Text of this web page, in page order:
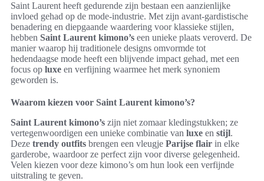
Saint Laurent heeft gedurende zijn bestaan een aanzienlijke
invloed gehad op de mode-industrie. Met zijn avant-gardistische
benadering en diepgaande waardering voor klassieke stijlen,
hebben Saint Laurent kimono’s een unieke plaats veroverd. De
manier waarop hij traditionele designs omvormde tot
hedendaagse mode heeft een blijvende impact gehad, met een
focus op luxe en verfijning waarmee het merk synoniem
geworden is.
Waarom kiezen voor Saint Laurent kimono’s?
Saint Laurent kimono’s zijn niet zomaar kledingstukken; ze
vertegenwoordigen een unieke combinatie van luxe en stijl.
Deze trendy outfits brengen een vleugje Parijse flair in elke
garderobe, waardoor ze perfect zijn voor diverse gelegenheid.
Velen kiezen voor deze kimono’s om hun look een verfijnde
uitstraling te geven.